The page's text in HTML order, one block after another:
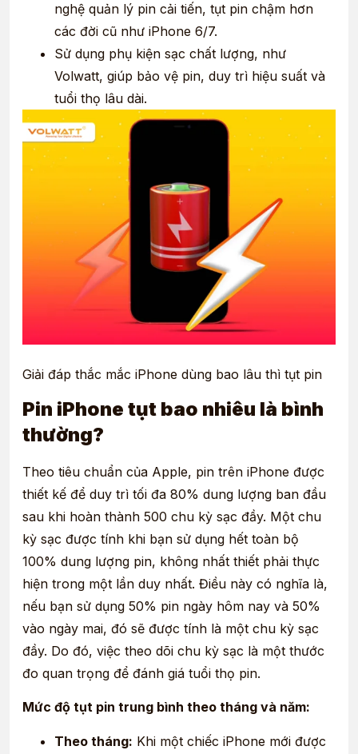
nghệ quản lý pin cải tiến, tụt pin chậm hơn
các đời cũ như iPhone 6/7.
Sử dụng phụ kiện sạc chất lượng, như
Volwatt, giúp bảo vệ pin, duy trì hiệu suất và
tuổi thọ lâu dài.
Giải đáp thắc mắc iPhone dùng bao lâu thì tụt pin
Pin iPhone tụt bao nhiêu là bình
thường?
Theo tiêu chuẩn của Apple, pin trên iPhone được
thiết kế để duy trì tối đa 80% dung lượng ban đầu
sau khi hoàn thành 500 chu kỳ sạc đầy. Một chu
kỳ sạc được tính khi bạn sử dụng hết toàn bộ
100% dung lượng pin, không nhất thiết phải thực
hiện trong một lần duy nhất. Điều này có nghĩa là,
nếu bạn sử dụng 50% pin ngày hôm nay và 50%
vào ngày mai, đó sẽ được tính là một chu kỳ sạc
đầy. Do đó, việc theo dõi chu kỳ sạc là một thước
đo quan trọng để đánh giá tuổi thọ pin.
Mức độ tụt pin trung bình theo tháng và năm:
Theo tháng: Khi một chiếc iPhone mới được